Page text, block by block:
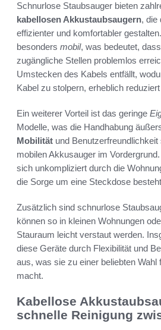
Schnurlose Staubsauger bieten
kabellosen Akkustaubsaugern, die
effizienter und komfortabler
besonders mobil, was bedeutet,
zugängliche Stellen problemlos
Umstecken des Kabels entfällt,
Kabel zu stolpern, erheblich
Ein weiterer Vorteil ist das geringe
Modelle, was die Handhabung
Mobilität und Benutzerfreundlichkeit
mobilen Akkusauger im
sich unkompliziert durch die
die Sorge um eine Steckdose
Zusätzlich sind schnurlose
können so in kleinen Wohnungen
Stauraum leicht verstaut werden.
diese Geräte durch Flexibilität und
aus, was sie zu einer beliebten Wahl
macht.
Kabellose
schnelle Reinigung